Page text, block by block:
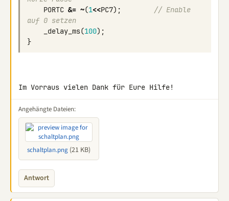
PORTC &= ~(1<<PC7);
// Enable
auf 0 setzen
_delay_ms(100);
}
Im Vorraus vielen Dank für Eure Hilfe!
Angehängte Dateien:
schaltplan.png (21 KB)
Antwort